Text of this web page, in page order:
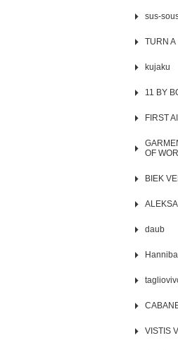
sus-
TURN A
kujaku
11 BY
FIRST
OF
BIEK
daub
VISTIS